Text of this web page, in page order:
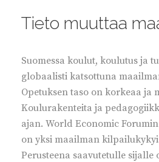
Tieto muuttaa
Suomessa koulut, koulutus ja
globaalisti katsottuna
Opetuksen taso on korkeaa ja
Koulurakenteita ja
ajan. World Economic
on yksi maailman
Perusteena saavutetulle sijalle